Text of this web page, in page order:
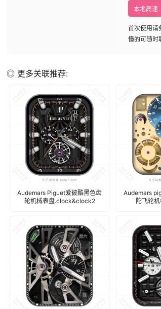
本地高速
首次使用请
懂的可随时
◎ 更多关联推荐:
Audemars Piguet爱彼酷黑色齿
轮机械表盘.clock&clock2
Audemars
陀飞轮